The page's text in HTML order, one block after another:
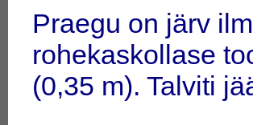
Praegu on järv
rohekaskollase
(0,35 m). Talviti